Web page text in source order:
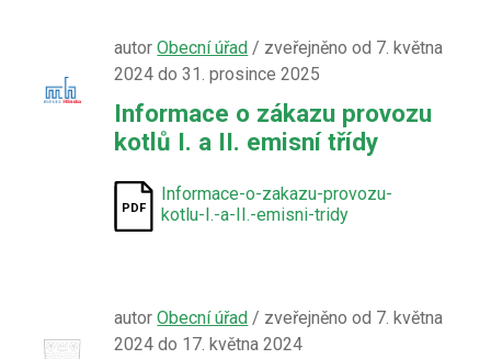
autorObecní úřad / zveřejněno od 7. května
2024 do 31. prosince 2025
Informace o zákazu provozu
kotlů I. a II. emisní třídy
Informace-o-zakazu-provozu-
kotlu-I.-a-II.-emisni-tridy
autorObecní úřad / zveřejněno od 7. května
2024 do 17. května 2024